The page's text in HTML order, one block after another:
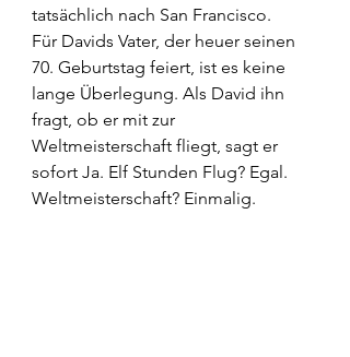
tatsächlich nach San Francisco.
Für Davids Vater, der heuer seinen
70. Geburtstag feiert, ist es keine
lange Überlegung. Als David ihn
fragt, ob er mit zur
Weltmeisterschaft fliegt, sagt er
sofort Ja. Elf Stunden Flug? Egal.
Weltmeisterschaft? Einmalig.